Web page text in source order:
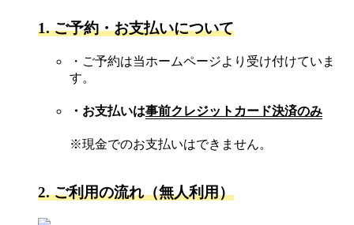
1. ご予約・お支払いについて
・ご予約は当ホームページより受け付けていま
す。
・お支払いは事前クレジットカード決済のみ
※現金でのお支払いはできません。
2. ご利用の流れ（無人利用）